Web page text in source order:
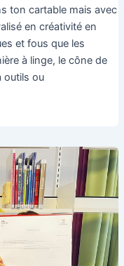
ton cartable mais avec
en créativité en
et fous que les
à linge, le cône de
outils ou